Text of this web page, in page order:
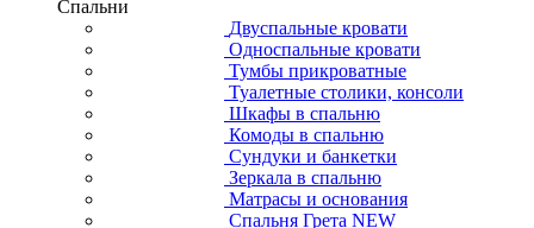
Спальни
Двуспальные кровати
Односпальные кровати
Тумбы прикроватные
Туалетные столики, консоли
Шкафы в спальню
Комоды в спальню
Сундуки и банкетки
Зеркала в спальню
Матрасы и основания
Спальня Грета NEW